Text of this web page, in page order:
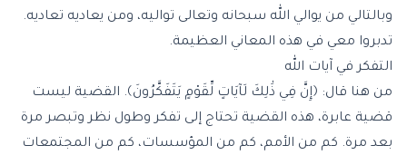
وبالتالي من يوالي الله سبحانه وتعالى تواليه، ومن يعاديه تعاديه.
تدبروا معي في هذه المعاني العظيمة.
التفكر في آيات الله
من هنا قال: ﴿إِنَّ فِي ذَٰلِكَ لَآيَاتٍ لِّقَوْمٍ يَتَفَكَّرُونَ﴾. القضية ليست
قضية عابرة، هذه القضية تحتاج إلى تفكر وطول نظر وتبصر مرة
بعد مرة. كم من الأمم، كم من المؤسسات، كم من المجتمعات